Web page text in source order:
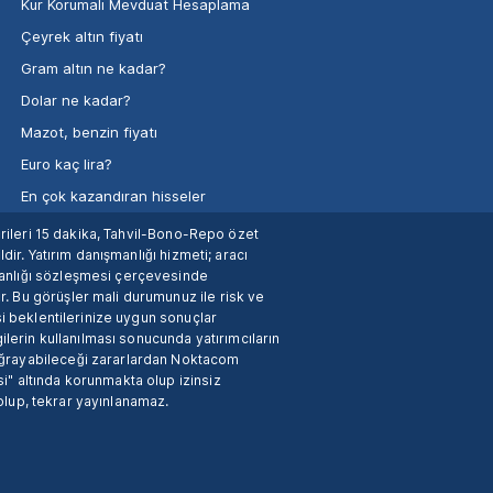
Kur Korumalı Mevduat Hesaplama
Çeyrek altın fiyatı
Gram altın ne kadar?
Dolar ne kadar?
Mazot, benzin fiyatı
Euro kaç lira?
En çok kazandıran hisseler
15 dakika, Tahvil-Bono-Repo özet
Yatırım danışmanlığı hizmeti; aracı
sözleşmesi çerçevesinde
Bu görüşler mali durumunuz ile risk ve
beklentilerinize uygun sonuçlar
kullanılması sonucunda yatırımcıların
zararlardan Noktacom
altında korunmakta olup izinsiz
tekrar yayınlanamaz.